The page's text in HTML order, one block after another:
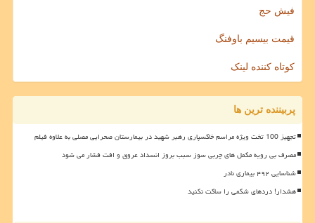
فیش حج
قیمت بیسیم باوفنگ
کوتاه کننده لینک
پربیننده ترین ها
تجهیز 100 تخت ویژه مراسم خاکسپاری رهبر شهید در بیمارستان صحرایی مصلی به علاوه فیلم
مصرف بی رویه مکمل های چربی سوز سبب بروز انسداد عروق و افت فشار می شود
شناسایی ۴۹۲ بیماری نادر
هشدار! دردهای شکمی را ساکت نکنید